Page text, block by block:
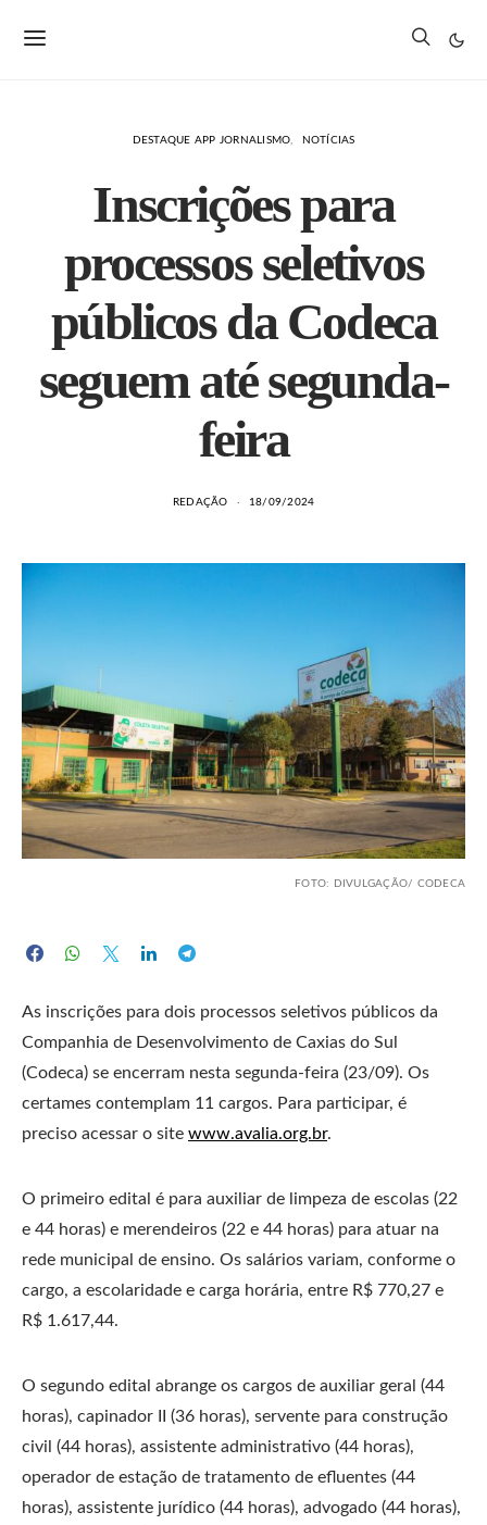
DESTAQUE APP JORNALISMO NOTÍCIAS
Inscrições para
processos seletivos
públicos da Codeca
seguem até segunda-
feira
REDAÇÃO 18/09/2024
FOTO: DIVULGAÇÃO/ CODECA
As inscrições para dois processos seletivos públicos da
Companhia de Desenvolvimento de Caxias do Sul
(Codeca) se encerram nesta segunda-feira (23/09). Os
certames contemplam 11 cargos. Para participar, é
preciso acessar o site www.avalia.org.br.
O primeiro edital é para auxiliar de limpeza de escolas (22
e 44 horas) e merendeiros (22 e 44 horas) para atuar na
rede municipal de ensino. Os salários variam, conforme o
cargo, a escolaridade e carga horária, entre R$ 770,27 e
R$ 1.617,44.
O segundo edital abrange os cargos de auxiliar geral (44
horas), capinador II (36 horas), servente para construção
civil (44 horas), assistente administrativo (44 horas),
operador de estação de tratamento de efluentes (44
horas), assistente jurídico (44 horas), advogado (44 horas),